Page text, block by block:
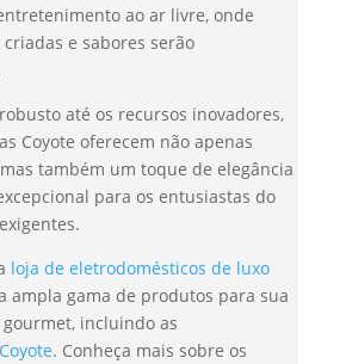
ao ar livre, onde
e sabores serão
até os recursos inovadores,
Coyote oferecem não apenas
também um toque de elegância
para os entusiastas do
loja de eletrodomésticos de luxo
ampla gama de produtos para sua
incluindo as
. Conheça mais sobre os